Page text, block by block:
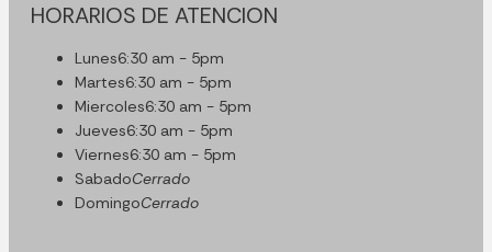
HORARIOS DE ATENCION
Lunes6:30 am - 5pm
Martes6:30 am - 5pm
Miercoles6:30 am - 5pm
Jueves6:30 am - 5pm
Viernes6:30 am - 5pm
SabadoCerrado
DomingoCerrado